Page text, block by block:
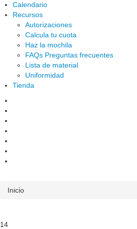
Calendario
Recursos
Autorizaciones
Calcula tu cuota
Haz la mochila
FAQs Preguntas frecuentes
Lista de material
Uniformidad
Tienda
Inicio
14